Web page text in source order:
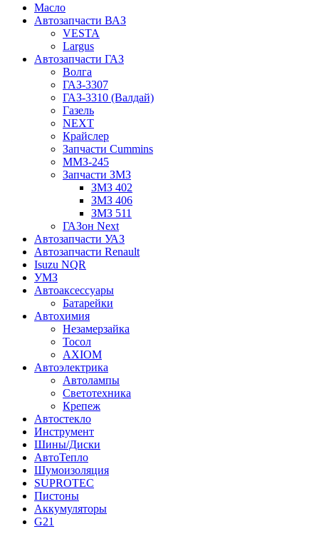
Масло
Автозапчасти ВАЗ
VESTA
Largus
Автозапчасти ГАЗ
Волга
ГАЗ-3307
ГАЗ-3310 (Валдай)
Газель
NEXT
Крайслер
Запчасти Cummins
ММЗ-245
Запчасти ЗМЗ
ЗМЗ 402
ЗМЗ 406
ЗМЗ 511
ГАЗон Next
Автозапчасти УАЗ
Автозапчасти Renault
Isuzu NQR
УМЗ
Автоаксессуары
Батарейки
Автохимия
Незамерзайка
Тосол
AXIOM
Автоэлектрика
Автолампы
Светотехника
Крепеж
Автостекло
Инструмент
Шины/Диски
АвтоТепло
Шумоизоляция
SUPROTEC
Пистоны
Аккумуляторы
G21